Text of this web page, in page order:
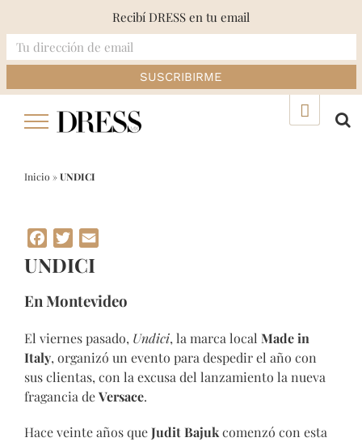
Inicio »UNDICI
Facebook
Twitter
UNDICI
En Montevideo
El viernes pasado, Undici, la marca local Made in
Italy, organizó un evento para despedir el año con
sus clientas, con la excusa del lanzamiento la nueva
fragancia deVersace.
Hace veinte años queJudit Bajukcomenzó con esta
Recibí DRESS en tu email